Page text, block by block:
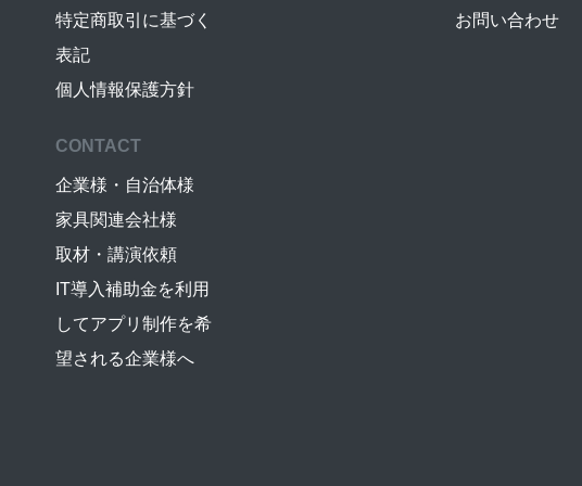
特定商取引に基づく
表記
個人情報保護方針
お問い合わせ
CONTACT
企業様・自治体様
家具関連会社様
取材・講演依頼
IT導入補助金を利用
してアプリ制作を希
望される企業様へ